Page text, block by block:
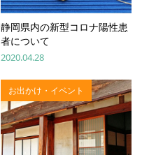
静岡県内の新型コロナ陽性患
者について
2020.04.28
お出かけ・イベント